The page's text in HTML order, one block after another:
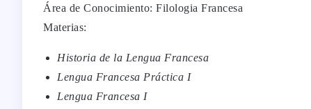
Área de Conocimiento: Filologia Francesa
Materias:
Historia de la Lengua Francesa
Lengua Francesa Práctica I
Lengua Francesa I